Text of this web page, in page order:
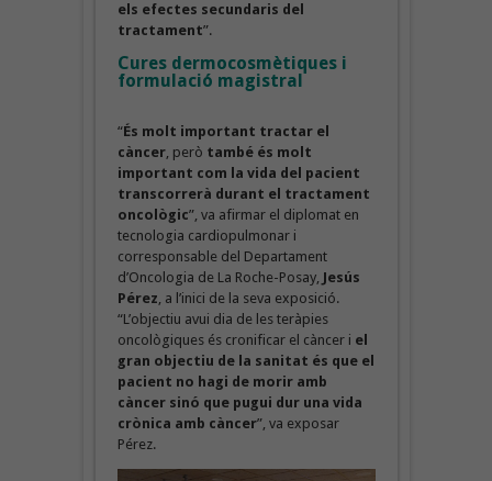
els efectes secundaris del
tractament”.
Cures dermocosmètiques i
formulació magistral
“És molt important tractar el
càncer, però també és molt
important com la vida del pacient
transcorrerà durant el tractament
oncològic”, va afirmar el diplomat en
tecnologia cardiopulmonar i
corresponsable del Departament
d’Oncologia de La Roche-Posay, Jesús
Pérez, a l’inici de la seva exposició.
“L’objectiu avui dia de les teràpies
oncològiques és cronificar el càncer i el
gran objectiu de la sanitat és que el
pacient no hagi de morir amb
càncer sinó que pugui dur una vida
crònica amb càncer”, va exposar
Pérez.